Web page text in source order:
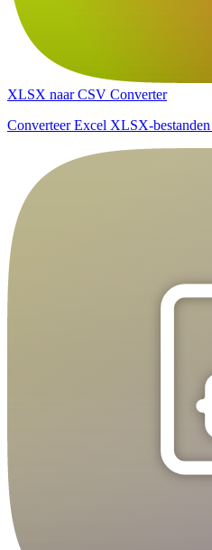
XLSX naar CSV Converter
Converteer Excel XLSX-